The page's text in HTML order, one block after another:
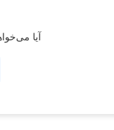
(see the
آیا